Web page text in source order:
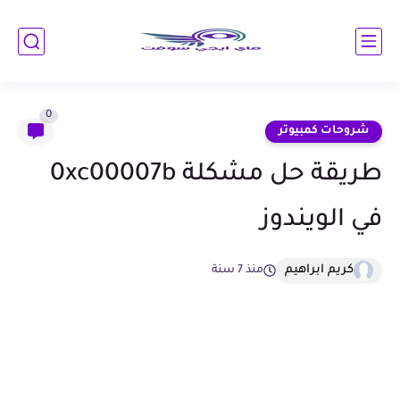
شروحات كمبيوتر
0
طريقة حل مشكلة 0xc00007b
في الويندوز
كريم ابراهيم منذ 7 سنة